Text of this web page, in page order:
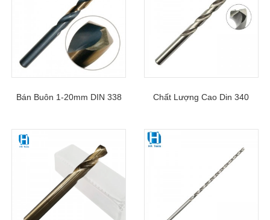
Bán Buôn 1-20mm DIN 338
Chuôi Thẳng HSS Cho Kim
Chất Lượng Cao Din 340
Cho Kim Loại Không Gỉ